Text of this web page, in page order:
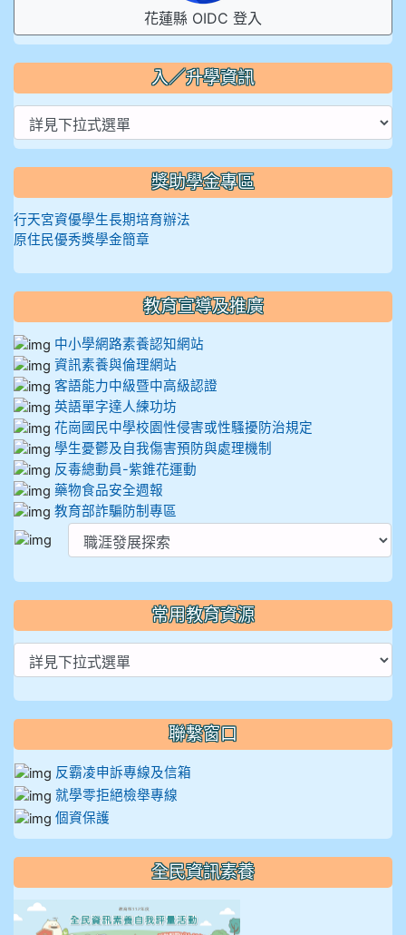
花蓮縣 OIDC 登入
入／升學資訊
獎助學金專區
行天宮資優學生長期培育辦法
原住民優秀獎學金簡章
教育宣導及推廣
中小學網路素養認知網站
資訊素養與倫理網站
客語能力中級暨中高級認證
英語單字達人練功坊
花崗國民中學校園性侵害或性騷擾防治規定
學生憂鬱及自我傷害預防與處理機制
反毒總動員-紫錐花運動
藥物食品安全週報
教育部詐騙防制專區
常用教育資源
聯繫窗口
反霸凌申訴專線及信箱
就學零拒絕檢舉專線
個資保護
全民資訊素養